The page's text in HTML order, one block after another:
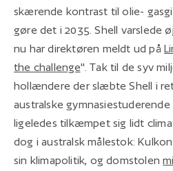
skærende kontrast til olie-
gøre det i 2035. Shell varslede
nu har direktøren meldt ud på
the challenge". Tak til de syv
hollændere der slæbte Shell i
australske
ligeledes tilkæmpet sig lidt
dog i australsk målestok:
sin klimapolitik, og domstolen